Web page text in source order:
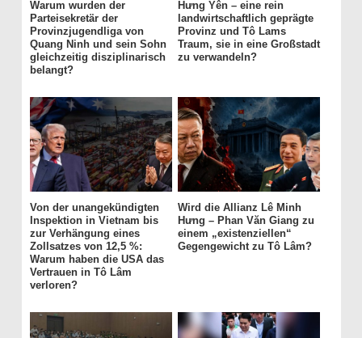
Warum wurden der
Parteisekretär der
Provinzjugendliga von
Quang Ninh und sein Sohn
gleichzeitig disziplinarisch
belangt?
Hưng Yên – eine rein
landwirtschaftlich geprägte
Provinz und Tô Lams
Traum, sie in eine Großstadt
zu verwandeln?
Von der unangekündigten
Inspektion in Vietnam bis
zur Verhängung eines
Zollsatzes von 12,5 %:
Warum haben die USA das
Vertrauen in Tô Lâm
verloren?
Wird die Allianz Lê Minh
Hưng – Phan Văn Giang zu
einem „existenziellen“
Gegengewicht zu Tô Lâm?